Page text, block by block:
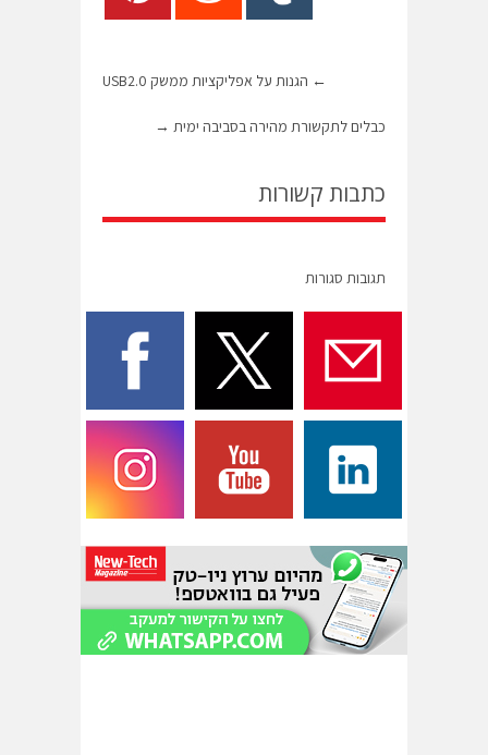
← הגנות על אפליקציות ממשק USB2.0
כבלים לתקשורת מהירה בסביבה ימית →
כתבות קשורות
תגובות סגורות